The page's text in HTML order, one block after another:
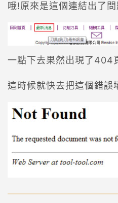
哦!原來是這個連結出了問
一點下去果然出現了404
這時候就快去把這個錯誤